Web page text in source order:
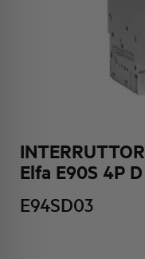
Elfa E90S 4P
E94SD03
ATTIVITÀ E